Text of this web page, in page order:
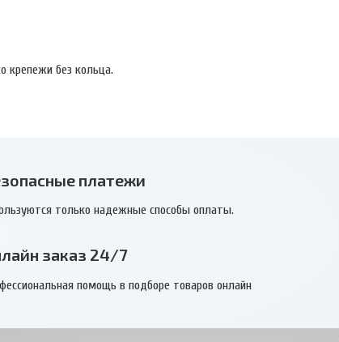
крепежи без кольца.
платежи
только надежные способы оплаты.
заказ 24/7
помощь в подборе товаров онлайн